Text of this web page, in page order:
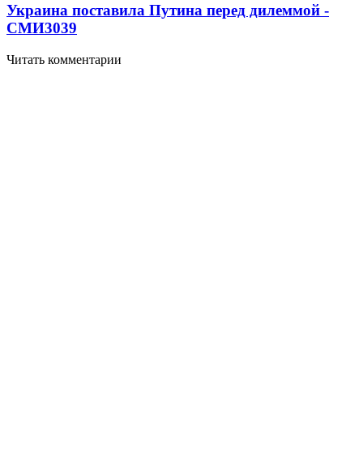
Украина поставила Путина перед дилеммой -
СМИ3039
Читать комментарии